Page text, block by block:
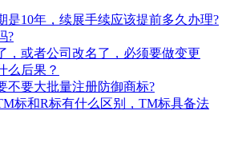
是10年，续展手续应该提前多久办理?
?
，或者公司改名了，必须要做变更
么后果？
不要大批量注册防御商标?
标和R标有什么区别，TM标具备法